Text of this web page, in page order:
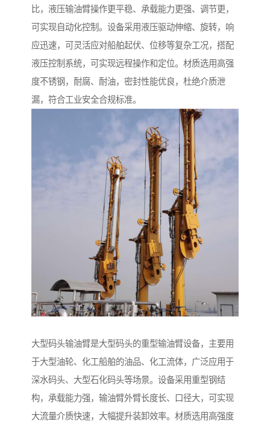
比，液压输油臂操作更平稳、承载能力更强、调节更，
可实现自动化控制。设备采用液压驱动伸缩、旋转，响
应迅速，可灵活应对船舶起伏、位移等复杂工况，搭配
液压控制系统，可实现远程操作和定位。材质选用高强
度不锈钢，耐腐、耐油，密封性能优良，杜绝介质泄
漏，符合工业安全合规标准。
大型码头输油臂是大型码头的重型输油臂设备，主要用
于大型油轮、化工船舶的油品、化工流体，广泛应用于
深水码头、大型石化码头等场景。设备采用重型钢结
构，承载能力强，输油臂外臂长度长、口径大，可实现
大流量介质快速，大幅提升装卸效率。材质选用高强度